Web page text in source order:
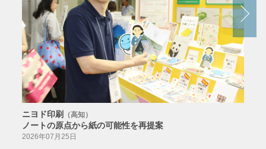
ニヨド印刷 （高知）
ノートの原点から紙の可能性を再提案
2026年07月25日